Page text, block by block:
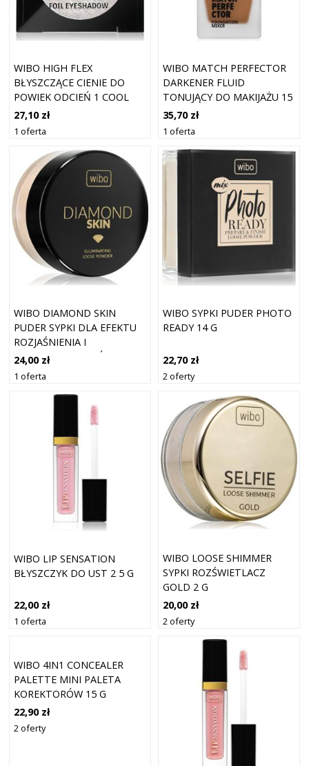
WIBO HIGH FLEX
BŁYSZCZĄCE CIENIE DO
POWIEK ODCIEŃ 1 COOL
CHICK 2.5 G
27,10 zł
1 oferta
WIBO MATCH PERFECTOR
DARKENER FLUID
TONUJĄCY DO MAKIJAŻU 15
ML
35,70 zł
1 oferta
WIBO DIAMOND SKIN
PUDER SYPKI DLA EFEKTU
ROZJAŚNIENIA I
WYGŁADZENIA SKÓRY 5,5 G
24,00 zł
1 oferta
WIBO SYPKI PUDER PHOTO
READY 14 G
22,70 zł
2 oferty
WIBO LIP SENSATION
BŁYSZCZYK DO UST 2 5 G
22,00 zł
1 oferta
WIBO LOOSE SHIMMER
SYPKI ROZŚWIETLACZ
GOLD 2 G
20,00 zł
2 oferty
WIBO 4IN1 CONCEALER
PALETTE MINI PALETA
KOREKTORÓW 15 G
22,90 zł
2 oferty